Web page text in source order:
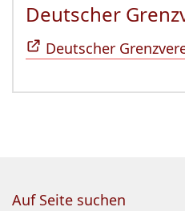
Deutscher
Deutscher
Auf Seite suchen